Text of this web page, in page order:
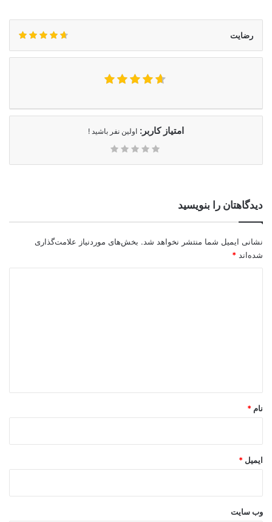
رضایت
امتیاز کاربر: اولین نفر باشید !
دیدگاهتان را بنویسید
نشانی ایمیل شما منتشر نخواهد شد. بخش‌های موردنیاز علامت‌گذاری
شده‌اند *
نام *
ایمیل *
وب‌ سایت